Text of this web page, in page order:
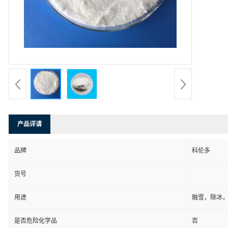
产品详请
品牌 科伦多
货号
用途 融雪，除冰
是否危险化学品 否